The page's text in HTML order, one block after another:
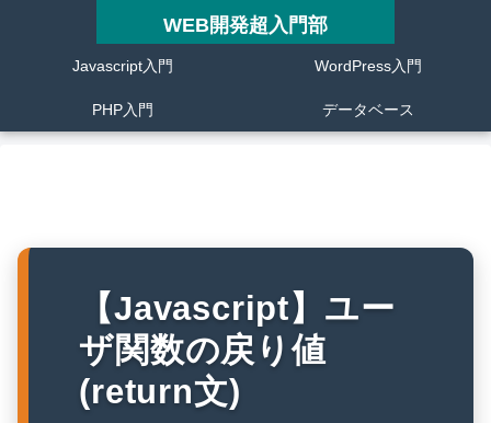
WEB開発超入門部
Javascript入門 WordPress入門
PHP入門 データベース
【Javascript】ユー
ザ関数の戻り値
(return文)